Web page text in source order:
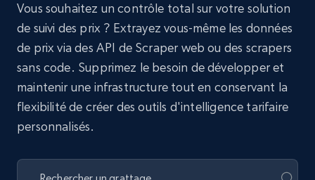
Vous souhaitez un contrôle total sur votre solution
de suivi des prix ? Extrayez vous-même les données
de prix via des API de Scraper web ou des scrapers
sans code. Supprimez le besoin de développer et
maintenir une infrastructure tout en conservant la
flexibilité de créer des outils d'intelligence tarifaire
personnalisés.